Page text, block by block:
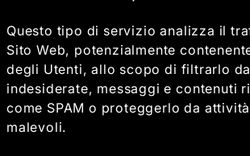
Questo tipo di servizio analizza il
Sito Web, potenzialmente
degli Utenti, allo scopo di filtrarlo
indesiderate, messaggi e contenuti
come SPAM o proteggerlo da
malevoli.